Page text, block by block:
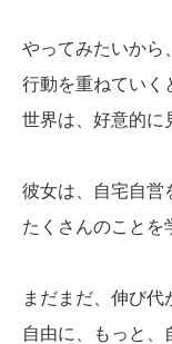
やってみたいから
行動を重ねていく
世界は、好意的に
彼女は、自宅自営
たくさんのことを
まだまだ、伸び代
自由に、もっと、